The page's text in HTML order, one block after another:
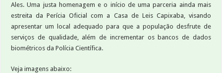
Ales. Uma justa homenagem e o início de uma parceria ainda mais
estreita da Perícia Oficial com a Casa de Leis Capixaba, visando
apresentar um local adequado para que a população desfrute de
serviços de qualidade, além de incrementar os bancos de dados
biométricos da Polícia Científica.
Veja imagens abaixo: